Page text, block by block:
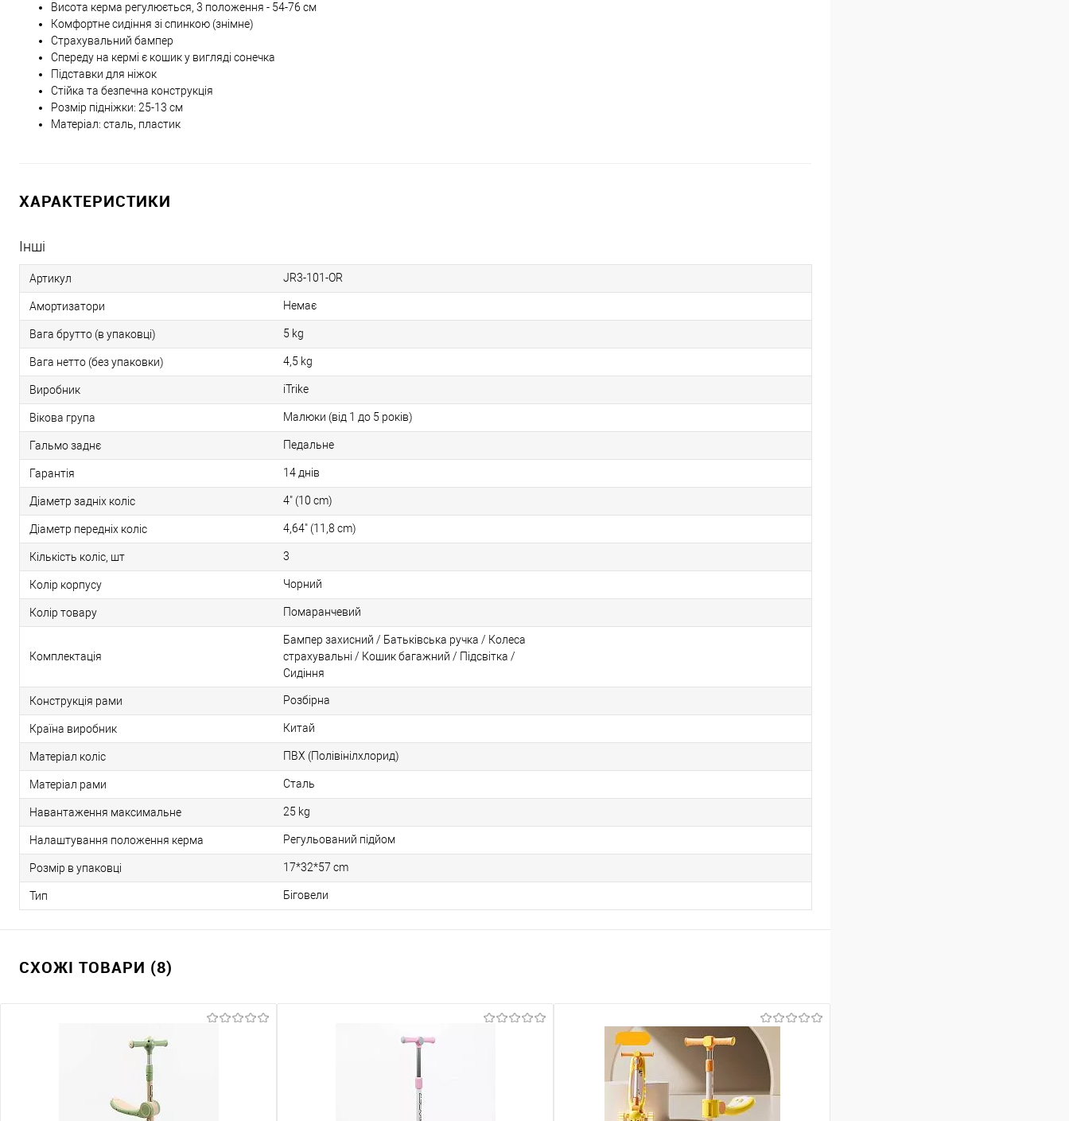
Висота керма регулюється, 3 положення - 54-76 см
Комфортне сидіння зі спинкою (знімне)
Страхувальний бампер
Спереду на кермі є кошик у вигляді сонечка
Підставки для ніжок
Стійка та безпечна конструкція
Розмір підніжки: 25-13 см
Матеріал: сталь, пластик
ХАРАКТЕРИСТИКИ
Інші
Артикул JR3-101-OR
Амортизатори Немає
Вага брутто (в упаковці) 5 kg
Вага нетто (без упаковки) 4,5 kg
Виробник iTrike
Вікова група Малюки (від 1 до 5 років)
Гальмо заднє Педальне
Гарантія 14 днів
Діаметр задніх коліс 4" (10 cm)
Діаметр передніх коліс 4,64" (11,8 cm)
Кількість коліс, шт 3
Колір корпусу Чорний
Колір товару Помаранчевий
Комплектація
Бампер захисний / Батьківська ручка / Колеса
страхувальні / Кошик багажний / Підсвітка /
Сидіння
Конструкція рами Розбірна
Країна виробник Китай
Матеріал коліс ПВХ (Полівінілхлорид)
Матеріал рами Сталь
Навантаження максимальне 25 kg
Налаштування положення керма Регульований підйом
Розмір в упаковці 17*32*57 cm
Тип Біговели
СХОЖІ ТОВАРИ (8)